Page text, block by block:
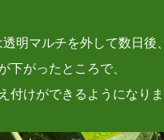
明マルチを外して数日後、
下がったところで、
付けができるようになりま